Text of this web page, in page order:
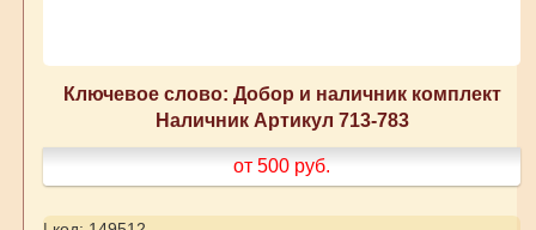
Ключевое слово: Добор и наличник комплект
Наличник Артикул 713-783
от 500 руб.